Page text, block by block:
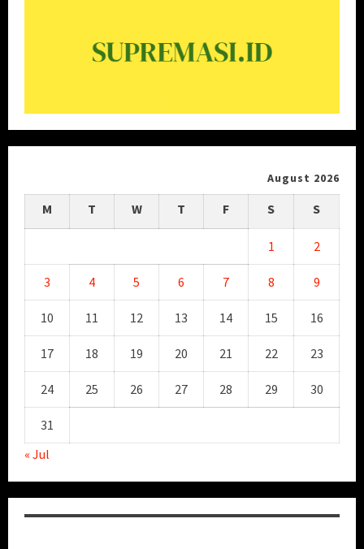
August 2026
M T W T F S S
1 2
3 4 5 6 7 8 9
10 11 12 13 14 15 16
17 18 19 20 21 22 23
24 25 26 27 28 29 30
31
« Jul